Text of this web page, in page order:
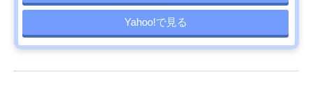
Yahoo!で見る